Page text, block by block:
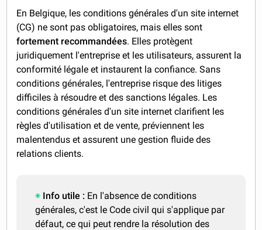
En Belgique, les conditions générales d'un site internet
(CG) ne sont pas obligatoires, mais elles sont
fortement recommandées. Elles protègent
juridiquement l'entreprise et les utilisateurs, assurent la
conformité légale et instaurent la confiance. Sans
conditions générales, l'entreprise risque des litiges
difficiles à résoudre et des sanctions légales. Les
conditions générales d'un site internet clarifient les
règles d'utilisation et de vente, préviennent les
malentendus et assurent une gestion fluide des
relations clients.
Info utile : En l'absence de conditions
générales, c'est le Code civil qui s'applique par
défaut, ce qui peut rendre la résolution des